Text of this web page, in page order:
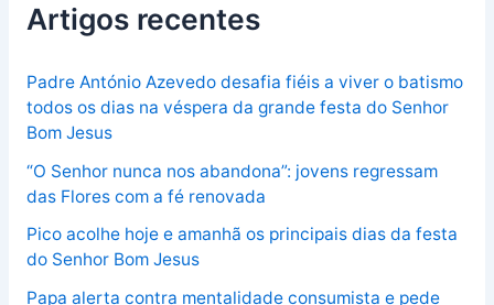
Artigos recentes
Padre António Azevedo desafia fiéis a viver o batismo
todos os dias na véspera da grande festa do Senhor
Bom Jesus
“O Senhor nunca nos abandona”: jovens regressam
das Flores com a fé renovada
Pico acolhe hoje e amanhã os principais dias da festa
do Senhor Bom Jesus
Papa alerta contra mentalidade consumista e pede